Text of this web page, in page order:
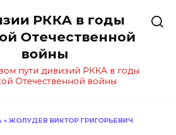
РККА в годы
Отечественной
войны
пути дивизий РККА в годы
Отечественной войны
» ЖОЛУДЕВ ВИКТОР ГРИГОРЬЕВИЧ